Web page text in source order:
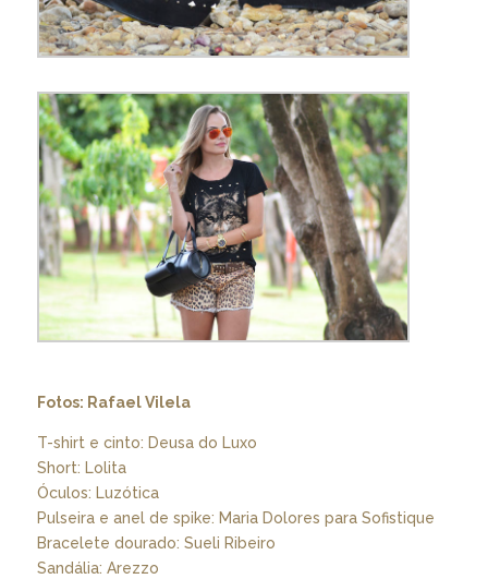
Fotos: Rafael Vilela
T-shirt e cinto: Deusa do Luxo
Short: Lolita
Óculos: Luzótica
Pulseira e anel de spike: Maria Dolores para Sofistique
Bracelete dourado: Sueli Ribeiro
Sandália: Arezzo